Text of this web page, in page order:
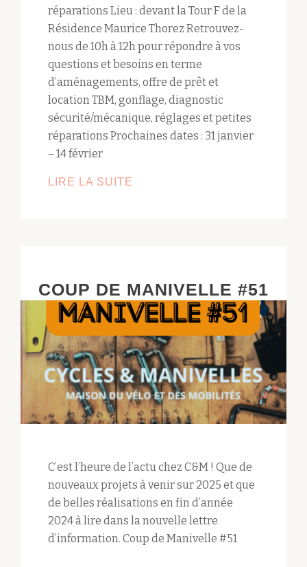
réparations Lieu : devant la Tour F de la
Résidence Maurice Thorez Retrouvez-
nous de 10h à 12h pour répondre à vos
questions et besoins en terme
d’aménagements, offre de prêt et
location TBM, gonflage, diagnostic
sécurité/mécanique, réglages et petites
réparations Prochaines dates : 31 janvier
– 14 février
LIRE LA SUITE
COUP DE MANIVELLE #51
C’est l’heure de l’actu chez C&M ! Que de
nouveaux projets à venir sur 2025 et que
de belles réalisations en fin d’année
2024 à lire dans la nouvelle lettre
d’information. Coup de Manivelle #51